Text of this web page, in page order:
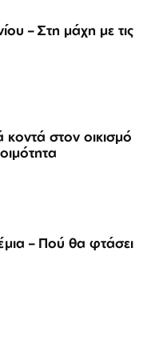
– Στη μάχη με τις
στον οικισμό
– Πού θα φτάσει